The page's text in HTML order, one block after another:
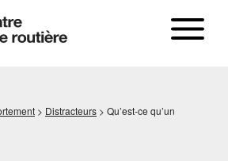
> Distracteurs > Qu’est-ce qu’un